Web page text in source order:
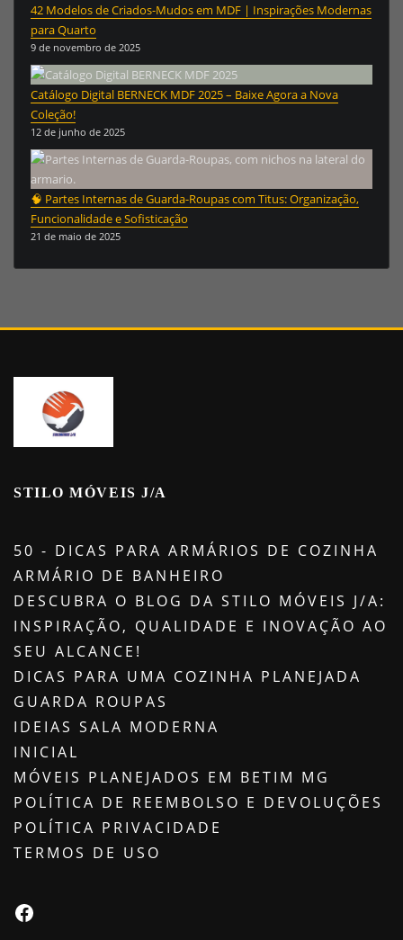
42 Modelos de Criados-Mudos em MDF | Inspirações Modernas
para Quarto
9 de novembro de 2025
Catálogo Digital BERNECK MDF 2025 – Baixe Agora a Nova
Coleção!
12 de junho de 2025
🧠 Partes Internas de Guarda-Roupas com Titus: Organização,
Funcionalidade e Sofisticação
21 de maio de 2025
STILO MÓVEIS J/A
50 - DICAS PARA ARMÁRIOS DE COZINHA
ARMÁRIO DE BANHEIRO
DESCUBRA O BLOG DA STILO MÓVEIS J/A:
INSPIRAÇÃO, QUALIDADE E INOVAÇÃO AO
SEU ALCANCE!
DICAS PARA UMA COZINHA PLANEJADA
GUARDA ROUPAS
IDEIAS SALA MODERNA
INICIAL
MÓVEIS PLANEJADOS EM BETIM MG
POLÍTICA DE REEMBOLSO E DEVOLUÇÕES
POLÍTICA PRIVACIDADE
TERMOS DE USO